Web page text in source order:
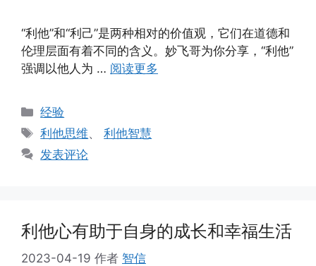
“利他”和“利己”是两种相对的价值观，它们在道德和
伦理层面有着不同的含义。妙飞哥为你分享，“利他”
强调以他人为 … 阅读更多
分
类
经验
标
签
利他思维、利他智慧
发表评论
利他心有助于自身的成长和幸福生活
2023-04-19 作者 智信